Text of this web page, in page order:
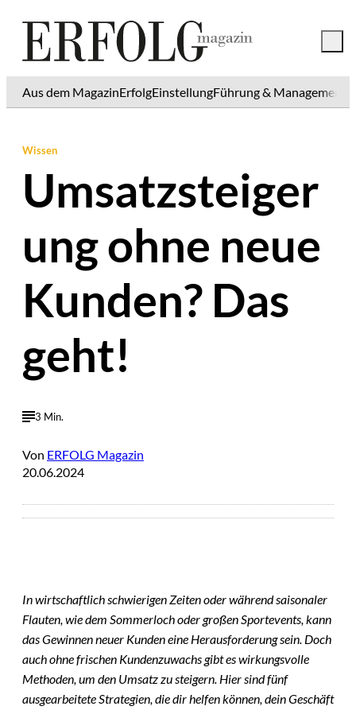
Aus dem MagazinErfolgEinstellungFührung & Management
Wissen
Umsatzsteiger
ung ohne neue
Kunden? Das
geht!
3 Min.
Von ERFOLG Magazin
20.06.2024
In wirtschaftlich schwierigen Zeiten oder während saisonaler
Flauten, wie dem Sommerloch oder großen Sportevents, kann
das Gewinnen neuer Kunden eine Herausforderung sein. Doch
auch ohne frischen Kundenzuwachs gibt es wirkungsvolle
Methoden, um den Umsatz zu steigern. Hier sind fünf
ausgearbeitete Strategien, die dir helfen können, dein Geschäft